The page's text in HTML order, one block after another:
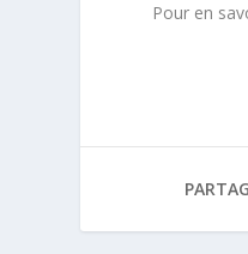
Pour en